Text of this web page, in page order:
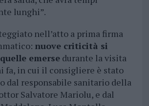
lunghi”.
nell’atto a prima firma
nuove criticità si
emersedurante la visita
fa, in cui il consigliere è stato
dal responsabile sanitario della
Salvatore Mariolu, e dal